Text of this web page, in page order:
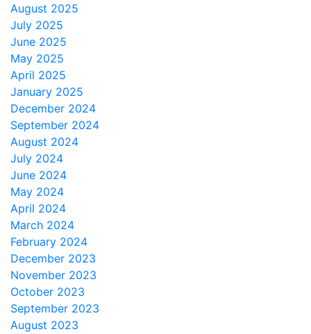
August 2025
July 2025
June 2025
May 2025
April 2025
January 2025
December 2024
September 2024
August 2024
July 2024
June 2024
May 2024
April 2024
March 2024
February 2024
December 2023
November 2023
October 2023
September 2023
August 2023